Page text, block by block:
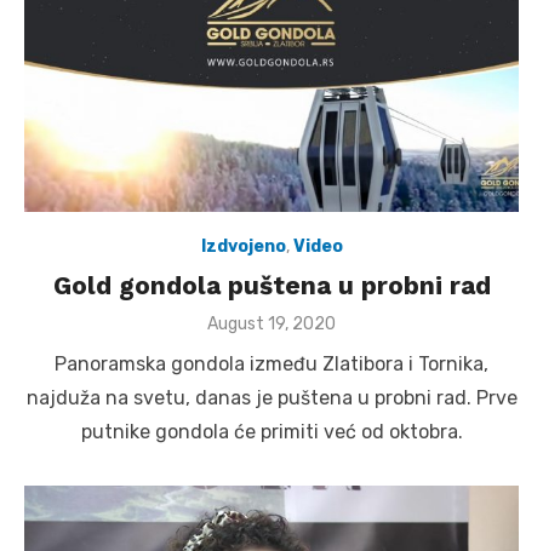
Izdvojeno,Video
Gold gondola puštena u probni rad
Posted
August 19, 2020
Panoramska gondola između Zlatibora i Tornika,
najduža na svetu, danas je puštena u probni rad. Prve
putnike gondola će primiti već od oktobra.